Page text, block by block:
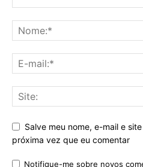
Salve meu nome, e-mail e
próxima vez que eu comentar
Notifique-me sobre novos